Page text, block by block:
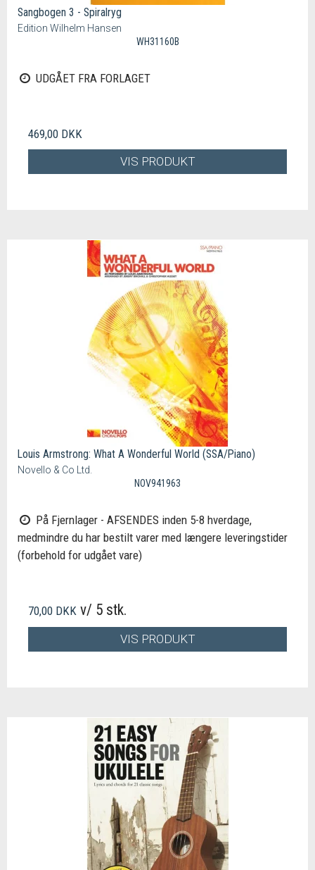
Sangbogen 3 - Spiralryg
Edition Wilhelm Hansen
WH31160B
UDGÅET FRA FORLAGET
469,00 DKK
VIS PRODUKT
Louis Armstrong: What A Wonderful World (SSA/Piano)
Novello & Co Ltd.
NOV941963
På Fjernlager - AFSENDES inden 5-8 hverdage,
medmindre du har bestilt varer med længere leveringstider
(forbehold for udgået vare)
70,00 DKK v/ 5 stk.
VIS PRODUKT